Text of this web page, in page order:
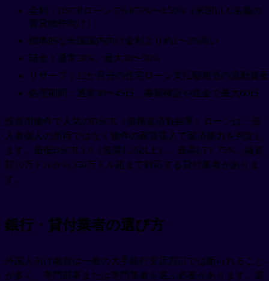
金利：DSCRローンで6.875%〜8.50%（米国LLC名義の
賃貸物件向け）
標準的な米国国内向け金利より約1〜2%高い
頭金：通常30%、最大30〜50%
リザーブ：12か月分の住宅ローン支払額相当の流動資産
処理期間：通常30〜45日、書類検証や送金で最大60日
投資用物件で人気のDSCR（債務返済負担率）ローンは、借
入者個人の所得ではなく物件の家賃収入で返済能力を判定し
ます。最低DSCR 1.0（推奨1.25以上）、最高LTV 75%、融資
額10万ドルから350万ドル超まで対応する貸付業者がありま
す。
銀行・貸付業者の選び方
外国人向け融資は一般の大手銀行支店窓口では断られること
が多く、専門部署または専門業者を選ぶ必要があります。選